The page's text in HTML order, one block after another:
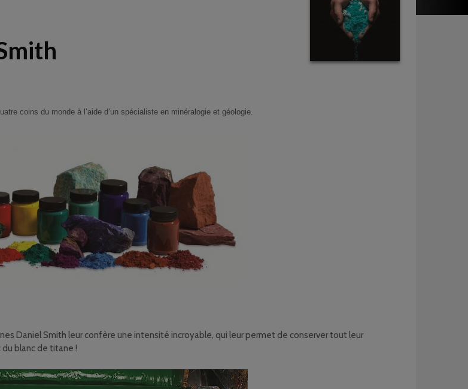
coins du monde à l’aide d’un spécialiste en minéralogie et géologie.
Daniel Smith leur confère une intensité incroyable, qui leur permet de conserver tout leur
du blanc de titane !